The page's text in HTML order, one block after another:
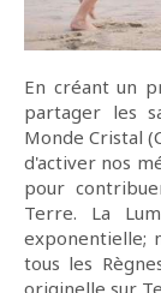
En créant un
partager les
Monde Cristal
d'activer nos
pour
Terre. La
exponentielle;
tous les